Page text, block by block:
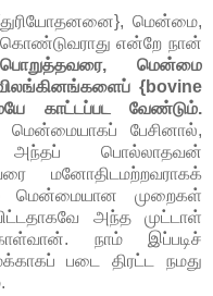
மென்மை,
என்றே நான்
மென்மை
{bovine
காட்டப்பட வேண்டும்.
மென்மையாகப் பேசினால்,
அந்தப் பொல்லாதவன்
மனோதிடமற்றவராகக்
மென்மையான முறைகள்
அந்த முட்டாள்
நாம் இப்படிச்
படை திரட்ட நமது